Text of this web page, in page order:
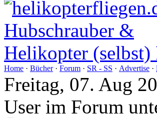
Home · Bücher· Forum · SR - SS · Advertise ·
Freitag, 07. Aug
User im Forum